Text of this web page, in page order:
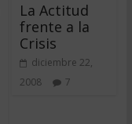
La Actitud
frente a la
Crisis
diciembre 22,
2008
7